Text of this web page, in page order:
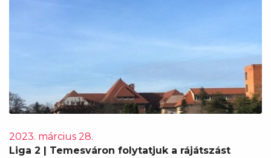
2023. március 28.
Liga 2 | Temesváron folytatjuk a rájátszást